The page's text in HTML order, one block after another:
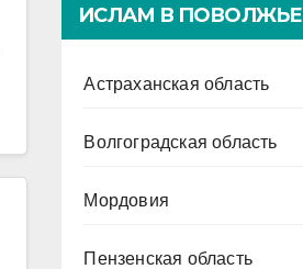
ИСЛАМ В ПОВОЛЖЬЕ
Астраханская область
Волгоградская область
Мордовия
Пензенская область